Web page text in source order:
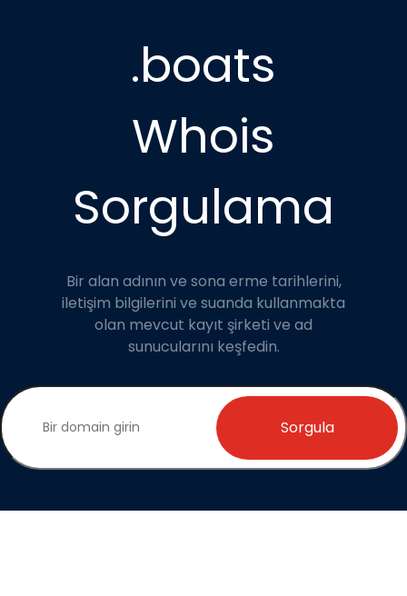
.boats
Whois
Sorgulama
Bir alan adının ve sona erme tarihlerini,
iletişim bilgilerini ve suanda kullanmakta
olan mevcut kayıt şirketi ve ad
sunucularını keşfedin.
Sorgula